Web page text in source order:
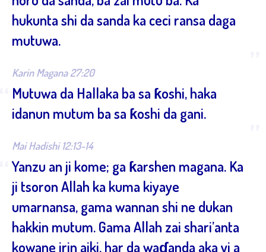
hukunta shi da sanda ka ceci ransa daga
mutuwa.
Karin Magana 27:20
Mutuwa da Hallaka ba sa ƙoshi, haka
idanun mutum ba sa ƙoshi da gani.
Mai Hadishi 12:13-14
Yanzu an ji kome; ga ƙarshen magana. Ka
ji tsoron Allah ka kuma kiyaye
umarnansa, gama wannan shi ne dukan
hakkin mutum. Gama Allah zai shari’anta
kowane irin aiki, har da waɗanda aka yi a